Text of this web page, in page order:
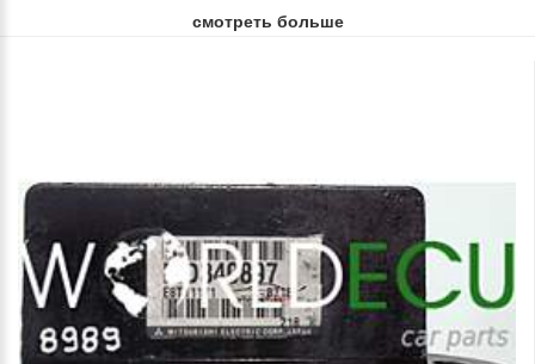
смотреть больше